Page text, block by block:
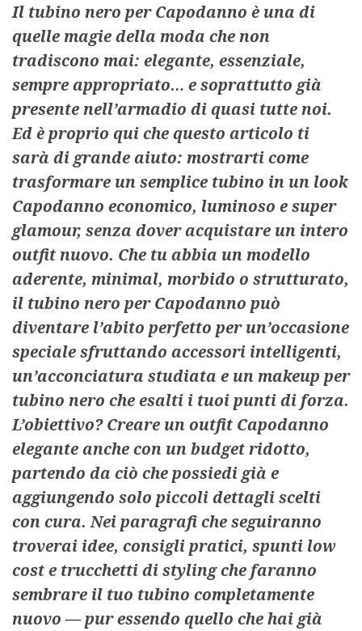
Il tubino nero per Capodanno è una di
quelle magie della moda che non
tradiscono mai: elegante, essenziale,
sempre appropriato… e soprattutto già
presente nell’armadio di quasi tutte noi.
Ed è proprio qui che questo articolo ti
sarà di grande aiuto: mostrarti come
trasformare un semplice tubino in un look
Capodanno economico, luminoso e super
glamour, senza dover acquistare un intero
outfit nuovo. Che tu abbia un modello
aderente, minimal, morbido o strutturato,
il tubino nero per Capodanno può
diventare l’abito perfetto per un’occasione
speciale sfruttando accessori intelligenti,
un’acconciatura studiata e un makeup per
tubino nero che esalti i tuoi punti di forza.
L’obiettivo? Creare un outfit Capodanno
elegante anche con un budget ridotto,
partendo da ciò che possiedi già e
aggiungendo solo piccoli dettagli scelti
con cura. Nei paragrafi che seguiranno
troverai idee, consigli pratici, spunti low
cost e trucchetti di styling che faranno
sembrare il tuo tubino completamente
nuovo — pur essendo quello che hai già